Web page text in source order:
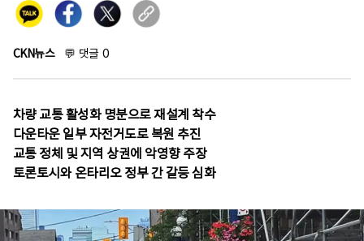
CKN뉴스 💬 댓글 0
차량 교통 활성화 명분으로 재설계 착수
다운타운 일부 자전거도로 복원 추진
교통 정체 및 지역 상권에 악영향 주장
토론토시와 온타리오 정부 간 갈등 심화